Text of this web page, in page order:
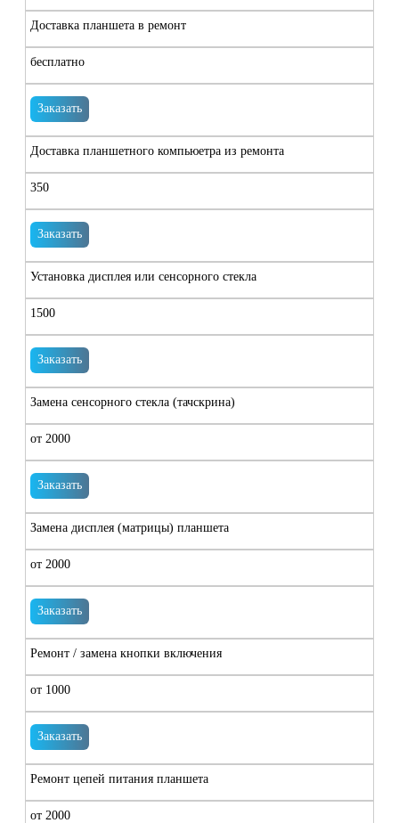
Доставка планшета в ремонт
бесплатно
Заказать
Доставка планшетного компьюетра из ремонта
350
Заказать
Установка дисплея или сенсорного стекла
1500
Заказать
Замена сенсорного стекла (тачскрина)
от 2000
Заказать
Замена дисплея (матрицы) планшета
от 2000
Заказать
Ремонт / замена кнопки включения
от 1000
Заказать
Ремонт цепей питания планшета
от 2000